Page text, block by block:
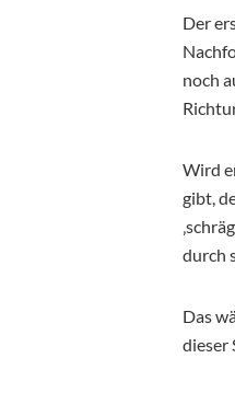
Der
noch
Wird
gibt,
durch
Das
dieser